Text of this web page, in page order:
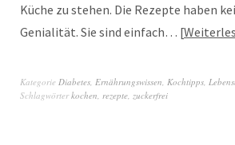
Küche zu stehen. Die Rezepte haben
Genialität. Sie sind einfach…
Kategorie Diabetes Ernährungswissen Kochtipps
Schlagwörterkochen rezepte zuckerfrei